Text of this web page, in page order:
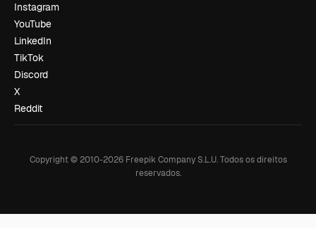
Instagram
YouTube
LinkedIn
TikTok
Discord
X
Reddit
Copyright © 2010-2026Freepik Company S.L.U. Todos os direitos
reservados.